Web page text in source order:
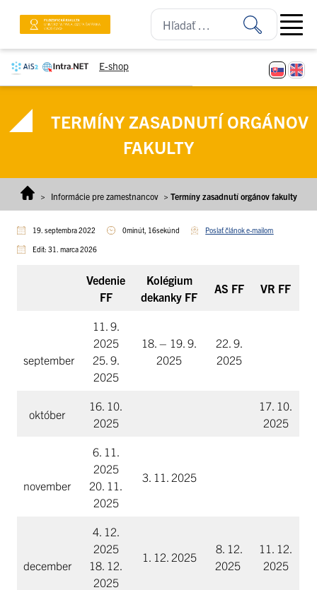
E-shop
Open
TERMÍNY ZASADNUTÍ ORGÁNOV
FAKULTY
> Informácie pre zamestnancov > Termíny zasadnutí orgánov fakulty
19. septembra 2022 0minút, 16sekúnd Poslať článok e-mailom
Edit: 31. marca 2026
Vedenie
FF
Kolégium
dekanky FF
AS FF VR FF
september
11. 9.
2025
25. 9.
2025
18. – 19. 9.
2025
22. 9.
2025
október
16. 10.
2025
17. 10.
2025
november
6. 11.
2025
20. 11.
2025
3. 11. 2025
december
4. 12.
2025
18. 12.
2025
1. 12. 2025
8. 12.
2025
11. 12.
2025